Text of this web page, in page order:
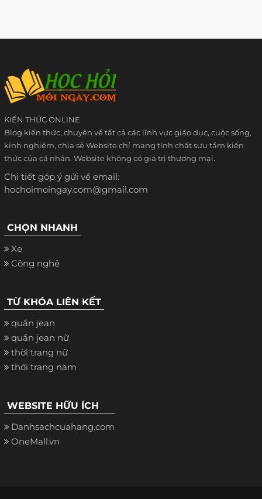
KIẾN THỨC ONLINE
Blog kiến thức, chuyên về tất cả các lĩnh vực giáo dục, cuộc sống,
kinh nghiệm, chia sẻ Website chỉ mang tính chất sưu tầm kiến
thức của cá nhân. Website không có giá trị thương mại.
Chi tiết góp ý gửi về email:
hochoimoingay.com@gmail.com
CHỌN NHANH
Xe
Công nghệ
TỪ KHÓA LIÊN KẾT
quần jean
quần jean nữ
thời trang nữ
thời trang nam
WEBSITE HỮU ÍCH
Danhsachcuahang.com
OneMall.vn